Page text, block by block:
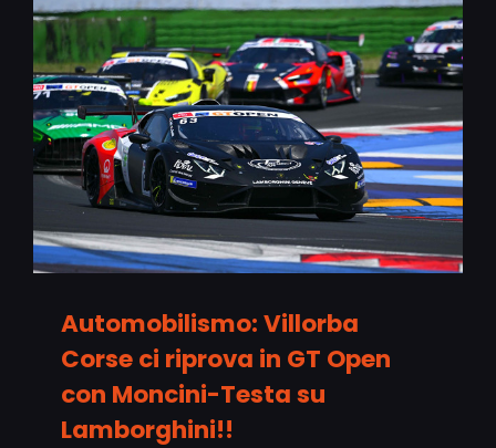
Automobilismo: Villorba
Corse ci riprova in GT Open
con Moncini-Testa su
Lamborghini!!